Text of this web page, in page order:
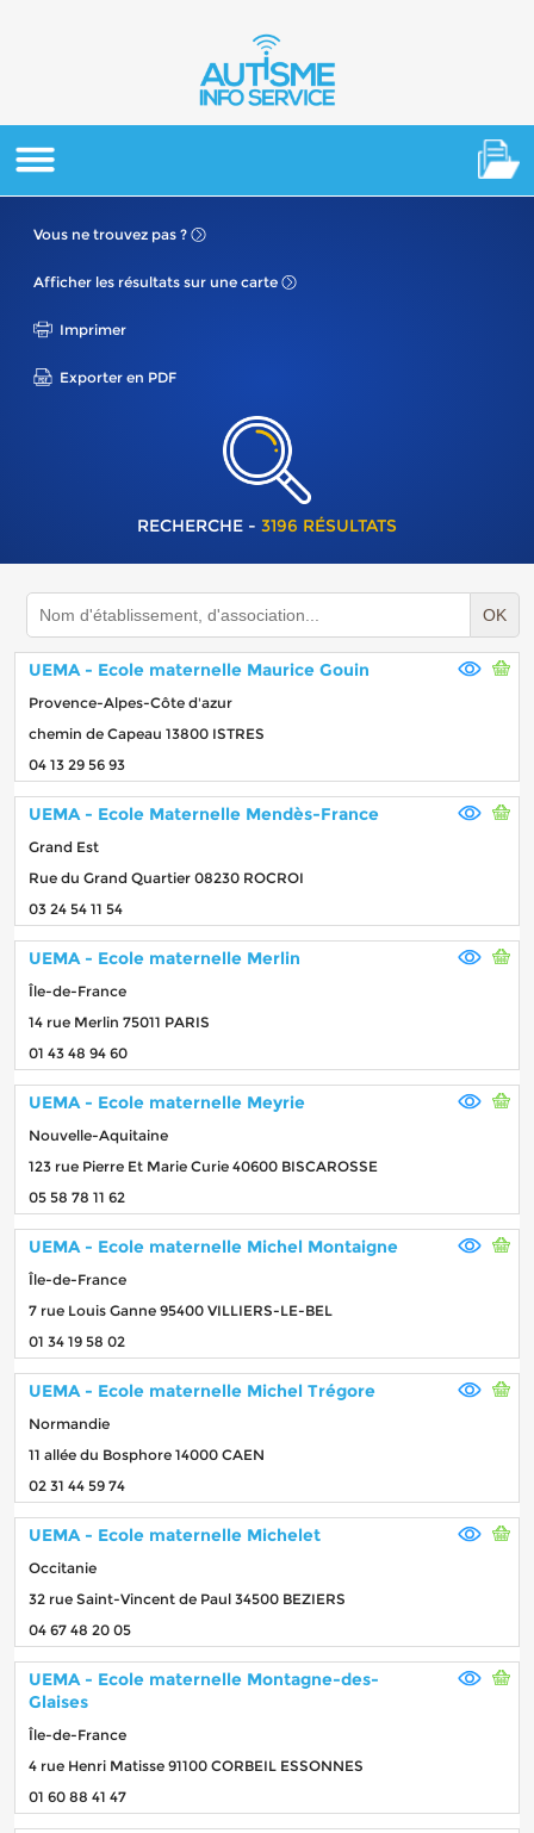
Vous ne trouvez pas ?
Afficher les résultats sur une carte
Imprimer
Exporter en PDF
RECHERCHE - 3196 RÉSULTATS
OK
UEMA - Ecole maternelle Maurice Gouin
Provence-Alpes-Côte d'azur
chemin de Capeau 13800 ISTRES
04 13 29 56 93
UEMA - Ecole Maternelle Mendès-France
Grand Est
Rue du Grand Quartier 08230 ROCROI
03 24 54 11 54
UEMA - Ecole maternelle Merlin
Île-de-France
14 rue Merlin 75011 PARIS
01 43 48 94 60
UEMA - Ecole maternelle Meyrie
Nouvelle-Aquitaine
123 rue Pierre Et Marie Curie 40600 BISCAROSSE
05 58 78 11 62
UEMA - Ecole maternelle Michel Montaigne
Île-de-France
7 rue Louis Ganne 95400 VILLIERS-LE-BEL
01 34 19 58 02
UEMA - Ecole maternelle Michel Trégore
Normandie
11 allée du Bosphore 14000 CAEN
02 31 44 59 74
UEMA - Ecole maternelle Michelet
Occitanie
32 rue Saint-Vincent de Paul 34500 BEZIERS
04 67 48 20 05
UEMA - Ecole maternelle Montagne-des-
Glaises
Île-de-France
4 rue Henri Matisse 91100 CORBEIL ESSONNES
01 60 88 41 47